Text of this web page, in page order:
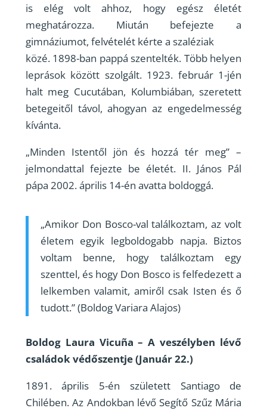
is elég volt ahhoz, hogy egész életét
meghatározza. Miután befejezte a
gimnáziumot, felvételét kérte a szaléziak
közé. 1898-ban pappá szentelték. Több helyen
leprások között szolgált. 1923. február 1-jén
halt meg Cucutában, Kolumbiában, szeretett
betegeitől távol, ahogyan az engedelmesség
kívánta.
„Minden Istentől jön és hozzá tér meg” –
jelmondattal fejezte be életét. II. János Pál
pápa 2002. április 14-én avatta boldoggá.
„Amikor Don Bosco-val találkoztam, az volt
életem egyik legboldogabb napja. Biztos
voltam benne, hogy találkoztam egy
szenttel, és hogy Don Bosco is felfedezett a
lelkemben valamit, amiről csak Isten és ő
tudott.” (Boldog Variara Alajos)
Boldog Laura Vicuña – A veszélyben lévő
családok védőszentje (Január 22.)
1891. április 5-én született Santiago de
Chilében. Az Andokban lévő Segítő Szűz Mária